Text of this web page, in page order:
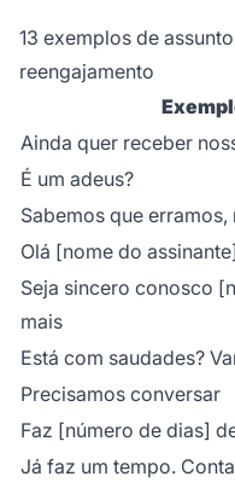
13 exemplos de
reengajamento
Ainda quer receber
É um adeus?
Sabemos que
Olá [nome do
Seja sincero conosco
mais
Está com saudades?
Precisamos conversar
Faz [número de dias]
Já faz um tempo.